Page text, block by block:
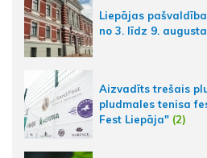
Liepājas
no 3. līdz 9.
Aizvadīts trešais
pludmales tenisa
Fest Liepāja" (2)